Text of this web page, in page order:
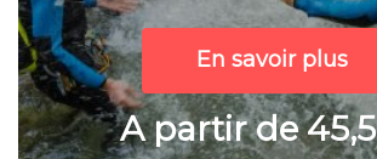
En savoir plus
A partir de